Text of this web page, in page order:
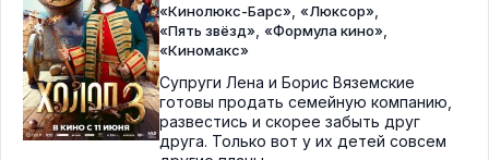
«Кинолюкс-Барс» «Люксор»
«Пять звёзд» «Формула кино»
«Киномакс»
Супруги Лена и Борис Вяземские
готовы продать семейную компанию,
развестись и скорее забыть друг
друга. Только вот у их детей совсем